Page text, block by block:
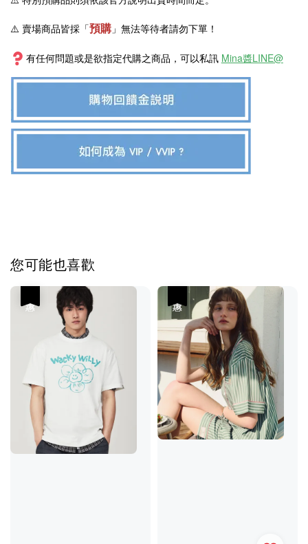
⚠️ 賣場商品皆採 「預購 」 無法等待者請勿下單！
有任何問題或是欲指定代購之商品，可以私訊 Mina醬LINE@
您可能也喜歡